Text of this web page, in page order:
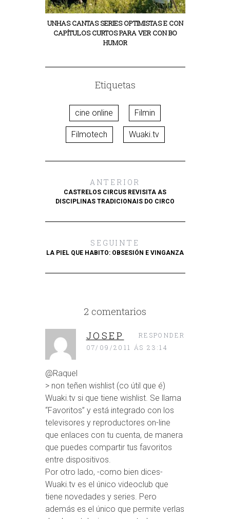
UNHAS CANTAS SERIES OPTIMISTAS E CON
CAPÍTULOS CURTOS PARA VER CON BO
HUMOR
Etiquetas
cine online Filmin
Filmotech Wuaki.tv
ANTERIOR
CASTRELOS CIRCUS REVISITA AS
DISCIPLINAS TRADICIONAIS DO CIRCO
SEGUINTE
LA PIEL QUE HABITO: OBSESIÓN E VINGANZA
2 comentarios
JOSEP
07/09/2011 ÁS 23:14
@Raquel
> non teñen wishlist (co útil que é)
Wuaki.tv si que tiene wishlist. Se llama
“Favoritos” y está integrado con los
televisores y reproductores on-line
que enlaces con tu cuenta, de manera
que puedes compartir tus favoritos
entre dispositivos.
Por otro lado, -como bien dices-
Wuaki.tv es el único videoclub que
tiene novedades y series. Pero
además es el único que permite verlas
RESPONDER